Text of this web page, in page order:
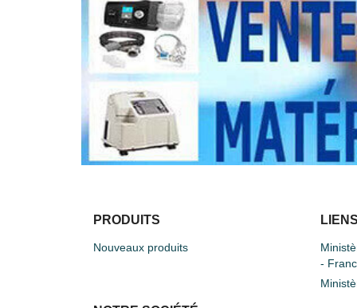
PRODUITS
Nouveaux produits
-